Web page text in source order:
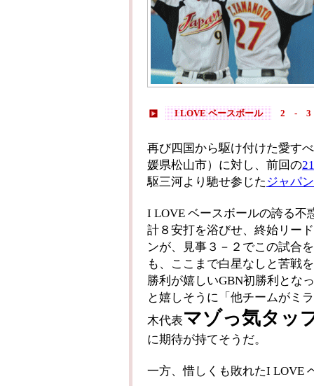
I LOVE ベースボール 2 - 3
再び四国から駆け付けた愛す
媛県松山市）に対し、前回の
駆三河より馳せ参じた ジャパン
I LOVE ベースボールの誇る不
計８安打を浴びせ、終始リー
ンが、見事３－２でこの試合
も、ここまで白星なしと苦戦
勝利が嬉しいGBN初勝利とな
と嬉しそうに「他チームがミ
木代表マゾっ気タッ
に期待が持てそうだ。
一方、惜しくも敗れたI LOVE